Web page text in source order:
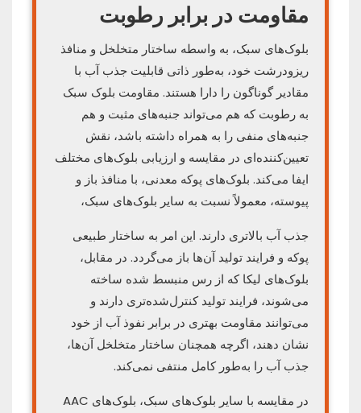
مقاومت در برابر رطوبت
بلوک‌های سبک، به واسطه ساختار متخلخل و منافذ
ریزودرشت خود، به‌طور ذاتی قابلیت جذب آب با
مقادیر گوناگون را دارا هستند. مقاومت بلوک سبک
به رطوبت که هم می‌تواند جنبه‌های مثبت و هم
جنبه‌های منفی را به همراه داشته باشد، نقش
تعیین‌کننده‌ای در مقایسه و ارزیابی بلوک‌های مختلف
ایفا می‌کند. بلوک‌های پوکه معدنی، با منافذ باز و
پیوسته، معمولاً نسبت به سایر بلوک‌های سبک،
جذب آب بالاتری دارند. این امر به ساختار طبیعی
پوکه و فرایند تولید آن‌ها باز می‌گردد. در مقابل،
بلوک‌های لیکا که از رس منبسط شده ساخته
می‌شوند، فرایند تولید کنترل‌شده‌تری دارند و
می‌توانند مقاومت بهتری در برابر نفوذ آب از خود
نشان دهند، اگرچه همچنان ساختار متخلخل آن‌ها،
جذب آب را به‌طور کامل منتفی نمی‌کند.
در مقایسه با سایر بلوک‌های سبک، بلوک‌های AAC